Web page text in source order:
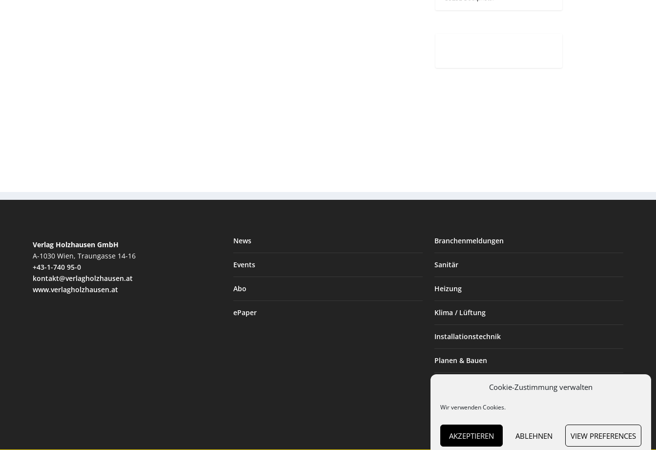
Cookie-Zustimmung verwalten
Wir verwenden Cookies.
AKZEPTIEREN ABLEHNEN VIEW PREFERENCES
Verlag Holzhausen GmbH
A-1030 Wien, Traungasse 14-16
+43-1-740 95-0
kontakt@verlagholzhausen.at
www.verlagholzhausen.at
News
Events
Abo
ePaper
Branchenmeldungen
Sanitär
Heizung
Klima / Lüftung
Installationstechnik
Planen & Bauen
Installateur des Monats